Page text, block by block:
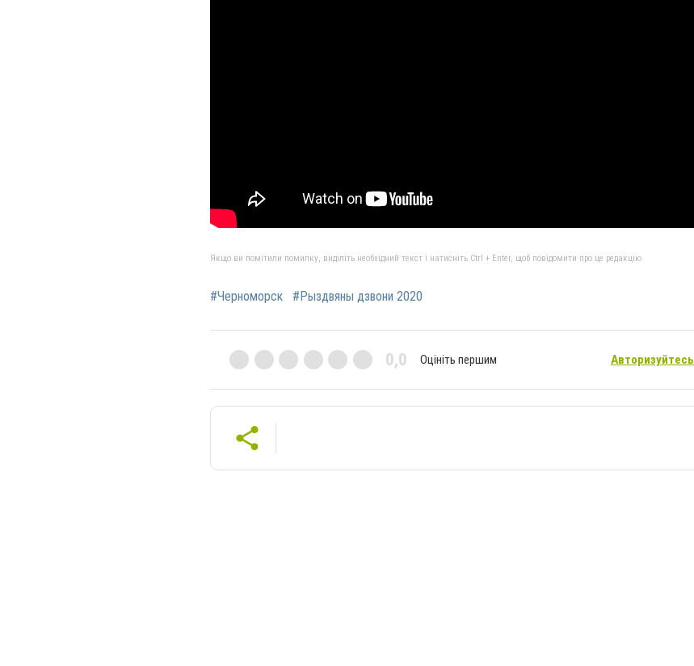
Якщо ви помітили помилку, виділіть необхідний текст і натисніть Ctrl + Enter, щоб повідомити про це редакцію
#Черноморск #Рыздвяны дзвони 2020
0,0 Оцініть першим Авторизуйтесь